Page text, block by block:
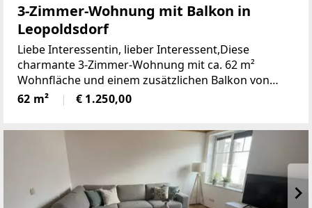
3-Zimmer-Wohnung mit Balkon in
Leopoldsdorf
Liebe Interessentin, lieber Interessent,Diese
charmante 3-Zimmer-Wohnung mit ca. 62 m²
Wohnfläche und einem zusätzlichen Balkon von
rund 4 m² bietet eine optimale Kombination aus
durchdachter Raumaufteilung und modernem
62 m² € 1.250,00